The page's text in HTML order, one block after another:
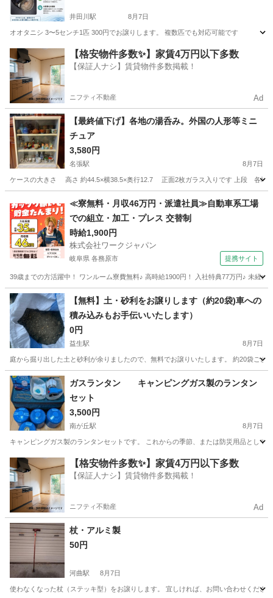
井田川駅 8月7日
オオタニシ 3〜5センチ1匹 300円でお譲りします。 複数匹でも対応可能です
三重 鈴鹿市 井田川駅 その他
【格安物件多数✨】家賃4万円以下多数
【保証人ナシ】賃貸物件多数掲載！
ニフティ不動産 Ad
【最終値下げ】各地の湯呑み。外国の人形等ミニ
チュア
3,580円
名張駅 8月7日
ケースの大きさ 高さ 約44.5×横38.5×奥行12.7 正面2枚ガラス入りで
名張駅 その他
≪寮無料・月収46万円・派遣社員≫自動車系工場
での組立・加工・プレス 交替制
時給1,900円
株式会社ワークジャパン
岐阜県 各務原市 提携サイト
39歳までの方活躍中！ ワンルーム寮費無料♪ 高時給1900円！ 入社特典77万円♪ 未経
岐阜 各務原市 その他
【無料】土・砂利をお譲りします（約20袋)車への
積み込みもお手伝いいたします）
0円
益生駅 8月7日
庭から掘り出した土と砂利が余りましたので、無料でお譲りいたします。 約20袋ご
三重 桑名市 益生駅
ガスランタン キャンピングガス製のランタン
セット
3,500円
南が丘駅 8月7日
キャンピングガス製のランタンセットです。 これからの季節、または防災用品とし
三重 津市 南が丘駅 その他
【格安物件多数✨】家賃4万円以下多数
【保証人ナシ】賃貸物件多数掲載！
ニフティ不動産 Ad
杖・アルミ製
50円
河曲駅 8月7日
使わなくなった杖（ステッキ型）をお譲りします。 宜しければ、お問い合わせくだ